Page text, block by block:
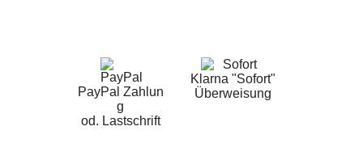
PayPal Zahlun
g
od. Lastschrift
Klarna "Sofort"
Überweisung